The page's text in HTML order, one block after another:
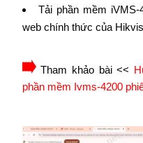
Tải phần mềm
web chính thức của
Tham khảo bài <<
phần mềm Ivms-4200